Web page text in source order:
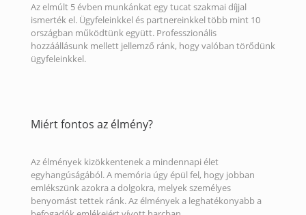
Az elmúlt 5 évben munkánkat egy tucat szakmai díjjal
ismerték el. Ügyfeleinkkel és partnereinkkel több mint 10
országban működtünk együtt. Professzionális
hozzáállásunk mellett jellemző ránk, hogy valóban törődünk
ügyfeleinkkel.
Miért fontos az élmény?
Az élmények kizökkentenek a mindennapi élet
egyhangúságából. A memória úgy épül fel, hogy jobban
emlékszünk azokra a dolgokra, melyek személyes
benyomást tettek ránk. Az élmények a leghatékonyabb a